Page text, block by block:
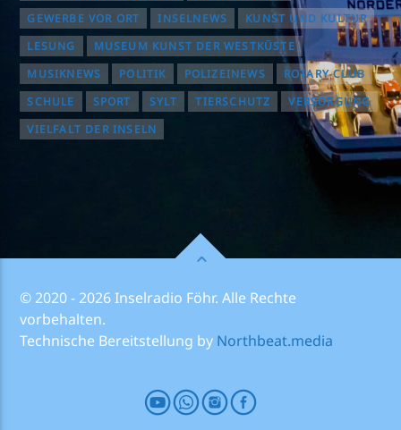
GEWERBE VOR ORT
INSELNEWS
KUNST UND KULTUR
LESUNG
MUSEUM KUNST DER WESTKÜSTE
MUSIKNEWS
POLITIK POLIZEINEWS
ROTARY CLUB
SCHULE
SPORT SYLT TIERSCHUTZ
VERSORGUNG
VIELFALT DER INSELN
© 2020 - 2026 Inselradio Föhr. Alle Rechte
vorbehalten.
Technische Bereitstellung by Northbeat.media